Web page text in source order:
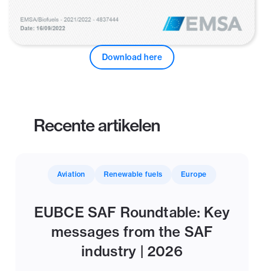
Download here
Recente artikelen
Aviation Renewable fuels Europe
EUBCE SAF Roundtable: Key
messages from the SAF
industry | 2026